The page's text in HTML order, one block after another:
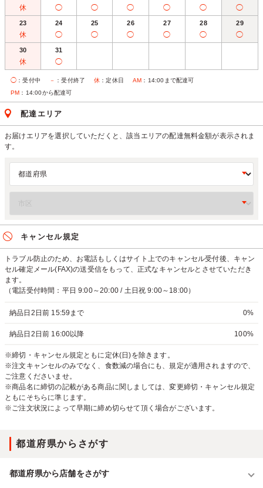
休 ◯ ◯ ◯ ◯ ◯ ◯
23
休
24
◯
25
◯
26
◯
27
◯
28
◯
29
◯
30
休
31
◯
◯ ：受付中 － ：受付終了 休 ：定休日 AM ：14:00まで配達可
PM ：14:00から配達可
配達エリア
お届けエリアを選択していただくと、該当エリアの配達無料金額が表示されま
す。
キャンセル規定
トラブル防止のため、お電話もしくはサイト上でのキャンセル受付後、キャン
セル確定メール(FAX)の送受信をもって、正式なキャンセルとさせていただき
ます。
（電話受付時間：平日 9:00～20:00 / 土日祝 9:00～18:00）
納品日2日前 15:59まで 0%
納品日2日前 16:00以降 100%
※締切・キャンセル規定ともに定休(日)を除きます。
※注文キャンセルのみでなく、食数減の場合にも、規定が適用されますので、
ご注意くださいませ。
※商品名に締切の記載がある商品に関しましては、変更締切・キャンセル規定
ともにそちらに準じます。
※ご注文状況によって早期に締め切らせて頂く場合がございます。
都道府県からさがす
都道府県から店舗をさがす